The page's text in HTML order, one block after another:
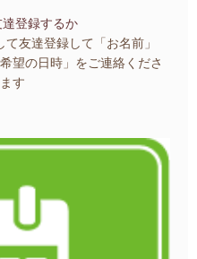
登録するか
て友達登録して
「お名前」
望の日時」をご連絡くださ
す